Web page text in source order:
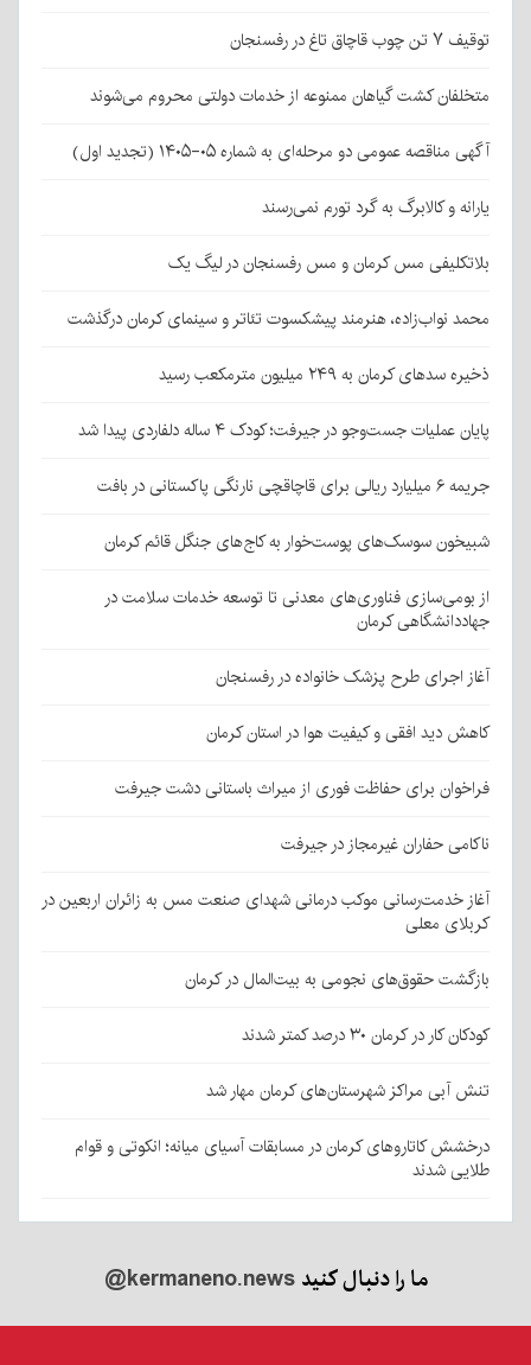
توقیف ۷ تن چوب قاچاق تاغ در رفسنجان
متخلفان کشت گیاهان ممنوعه از خدمات دولتی محروم می‌شوند
آگهی مناقصه عمومی دو مرحله‌ای به شماره ۰۵-۱۴۰۵ (تجدید اول)
یارانه و کالابرگ به گرد تورم نمی‌رسند
بلاتکلیفی مس کرمان و مس رفسنجان در لیگ یک
محمد نواب‌زاده، هنرمند پیشکسوت تئاتر و سینمای کرمان درگذشت
ذخیره سدهای کرمان به ۲۴۹ میلیون مترمکعب رسید
پایان عملیات جست‌وجو در جیرفت؛ کودک ۴ ساله دلفاردی پیدا شد
جریمه ۶ میلیارد ریالی برای قاچاقچی نارنگی پاکستانی در بافت
شبیخون سوسک‌های پوست‌خوار به کاج‌های جنگل قائم کرمان
از بومی‌سازی فناوری‌های معدنی تا توسعه خدمات سلامت در
جهاددانشگاهی کرمان
آغاز اجرای طرح پزشک خانواده در رفسنجان
کاهش دید افقی و کیفیت هوا در استان کرمان
فراخوان برای حفاظت فوری از میراث باستانی دشت جیرفت
ناکامی حفاران غیرمجاز در جیرفت
آغاز خدمت‌رسانی موکب درمانی شهدای صنعت مس به زائران اربعین در
کربلای معلی
بازگشت حقوق‌های نجومی به بیت‌المال در کرمان
کودکان کار در کرمان ۳۰ درصد کمتر شدند
تنش آبی مراکز شهرستان‌های کرمان مهار شد
درخشش کاتاروهای کرمان در مسابقات آسیای میانه؛ انکوتی و قوام
طلایی شدند
ما را دنبال کنید@kermaneno.news